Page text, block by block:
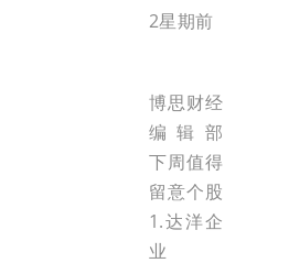
2星期前
博思财经
编辑部
下周值得
留意个股
1.达洋企
业